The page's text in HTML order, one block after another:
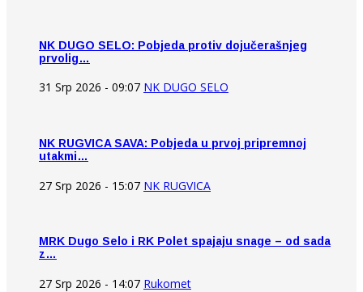
NK DUGO SELO: Pobjeda protiv dojučerašnjeg
prvolig…
31 Srp 2026 - 09:07 NK DUGO SELO
NK RUGVICA SAVA: Pobjeda u prvoj pripremnoj
utakmi…
27 Srp 2026 - 15:07 NK RUGVICA
MRK Dugo Selo i RK Polet spajaju snage – od sada
z…
27 Srp 2026 - 14:07 Rukomet